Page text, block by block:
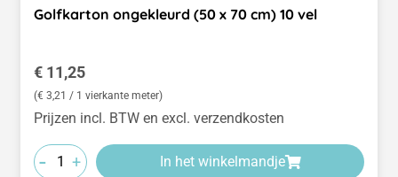
Golfkarton ongekleurd (50 x 70 cm) 10 vel
Normale prijs:
€ 11,25
(€ 3,21 / 1 vierkante meter)
Prijzen incl. BTW en excl. verzendkosten
- + In het winkelmandje